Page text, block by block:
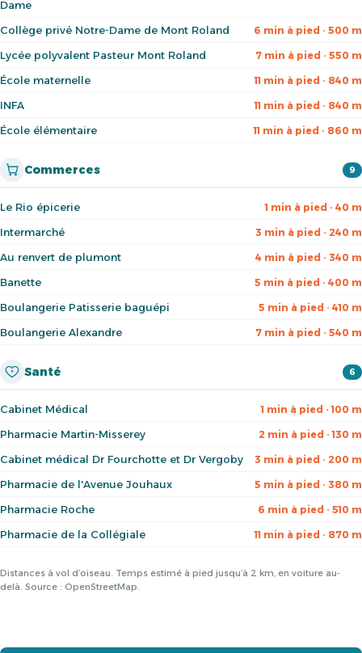
Dame
Collège privé Notre-Dame de Mont Roland 6 min à pied · 500 m
Lycée polyvalent Pasteur Mont Roland 7 min à pied · 550 m
École maternelle 11 min à pied · 840 m
INFA 11 min à pied · 840 m
École élémentaire 11 min à pied · 860 m
Commerces 9
Le Rio épicerie 1 min à pied · 40 m
Intermarché 3 min à pied · 240 m
Au renvert de plumont 4 min à pied · 340 m
Banette 5 min à pied · 400 m
Boulangerie Patisserie baguépi 5 min à pied · 410 m
Boulangerie Alexandre 7 min à pied · 540 m
Santé 6
Cabinet Médical 1 min à pied · 100 m
Pharmacie Martin-Misserey 2 min à pied · 130 m
Cabinet médical Dr Fourchotte et Dr Vergoby 3 min à pied · 200 m
Pharmacie de l'Avenue Jouhaux 5 min à pied · 380 m
Pharmacie Roche 6 min à pied · 510 m
Pharmacie de la Collégiale 11 min à pied · 870 m
Distances à vol d’oiseau. Temps estimé à pied jusqu’à 2 km, en voiture au-
delà. Source : OpenStreetMap.